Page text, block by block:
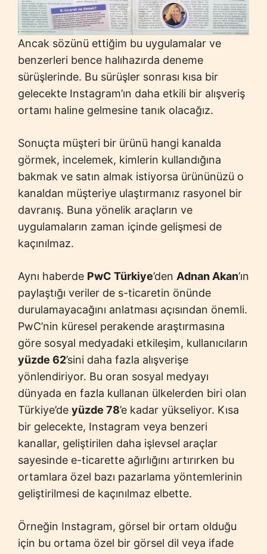
Ancak sözünü ettiğim bu uygulamalar ve
benzerleri bence halıhazırda deneme
sürüşlerinde. Bu sürüşler sonrası kısa bir
gelecekte Instagram’ın daha etkili bir alışveriş
ortamı haline gelmesine tanık olacağız.
Sonuçta müşteri bir ürünü hangi kanalda
görmek, incelemek, kimlerin kullandığına
bakmak ve satın almak istiyorsa ürününüzü o
kanaldan müşteriye ulaştırmanız rasyonel bir
davranış. Buna yönelik araçların ve
uygulamaların zaman içinde gelişmesi de
kaçınılmaz.
Aynı haberde PwC Türkiye’den Adnan Akan’ın
paylaştığı veriler de s-ticaretin önünde
durulamayacağını anlatması açısından önemli.
PwC’nin küresel perakende araştırmasına
göre sosyal medyadaki etkileşim, kullanıcıların
yüzde 62’sini daha fazla alışverişe
yönlendiriyor. Bu oran sosyal medyayı
dünyada en fazla kullanan ülkelerden biri olan
Türkiye’de yüzde 78’e kadar yükseliyor. Kısa
bir gelecekte, Instagram veya benzeri
kanallar, geliştirilen daha işlevsel araçlar
sayesinde e-ticarette ağırlığını artırırken bu
ortamlara özel bazı pazarlama yöntemlerinin
geliştirilmesi de kaçınılmaz elbette.
Örneğin Instagram, görsel bir ortam olduğu
için bu ortama özel bir görsel dil veya ifade